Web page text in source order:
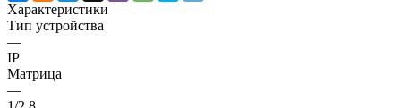
Характеристики
Тип устройства
—
IP
Матрица
—